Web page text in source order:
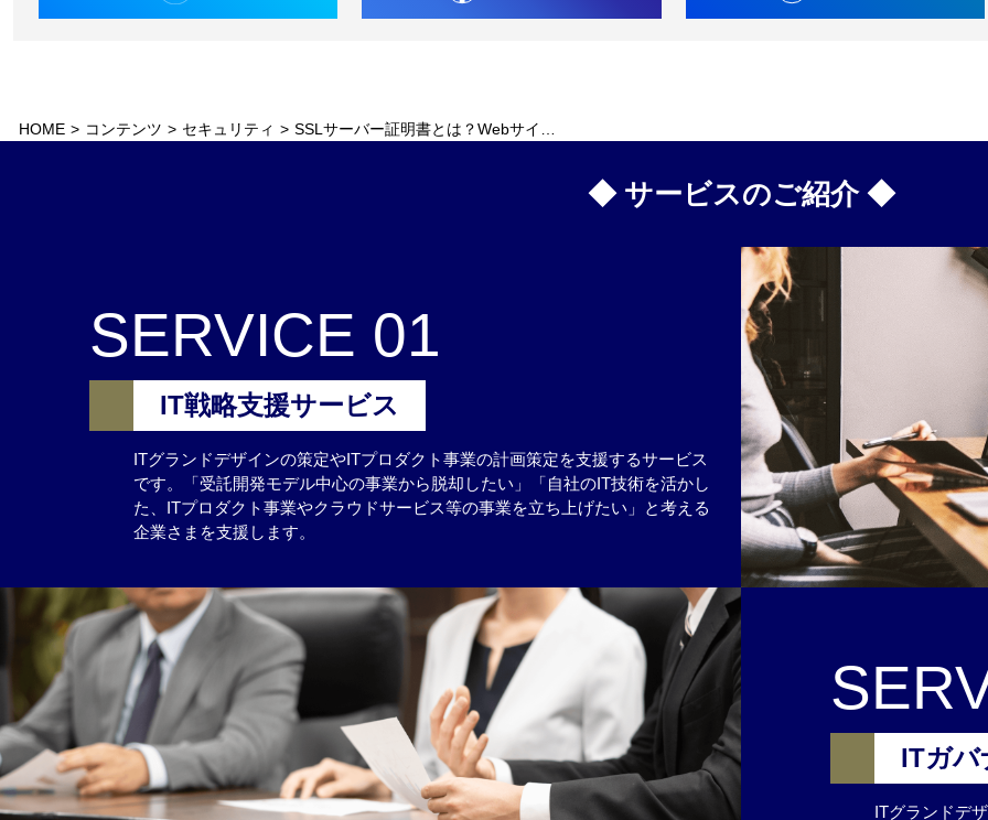
HOME > コンテンツ > セキュリティ > SSLサーバー証明書とは？Webサイトの信頼性と安全性を支える仕組みを解説
◆ サービスのご紹介 ◆
SERVICE 01
IT戦略支援サービス
ITグランドデザインの策定やITプロダクト事業の計画策定を支援するサービス
です。「受託開発モデル中心の事業から脱却したい」「自社のIT技術を活かし
た、ITプロダクト事業やクラウドサービス等の事業を立ち上げたい」と考える
企業さまを支援します。
ITガバ
ITグランドデ